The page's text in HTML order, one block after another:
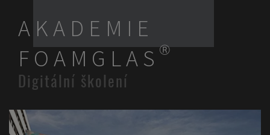
AKADEMIE
FOAMGLAS®
Digitální školení